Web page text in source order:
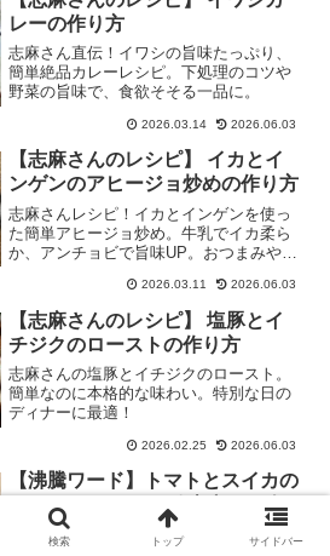
レーの作り方
志麻さん直伝！イワシの旨味たっぷり、
簡単絶品カレーレシピ。下処理のコツや
野菜の旨味で、食欲そそる一品に。
2026.03.14 2026.06.03
【志麻さんのレシピ】 イカとイ
ンゲンのアヒージョ炒めの作り方
志麻さんレシピ！イカとインゲンを使っ
た簡単アヒージョ炒め。牛乳でイカ柔ら
か、アンチョビで旨味UP。おつまみやパ
2026.03.11 2026.06.03
【志麻さんのレシピ】 塩豚とイ
チジクのローストの作り方
志麻さんの塩豚とイチジクのロースト。
簡単なのに本格的な味わい。特別な日の
ディナーに最適！
2026.02.25 2026.06.03
【沸騰ワード】トマトとスイカの
ガスパチョのレシピ 志麻さん肉
料理＆夏野菜料理2026年8月7日
検索 トップ サイドバー